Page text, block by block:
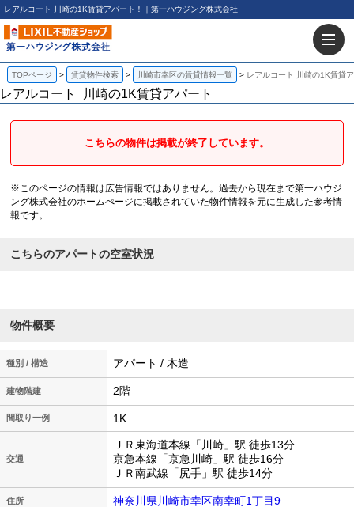
レアルコート 川崎の1K賃貸アパート！｜第一ハウジング株式会社
TOPページ 賃貸物件検索 川崎市幸区の賃貸情報一覧 レアルコート 川崎の1K賃貸
レアルコート 川崎の1K賃貸アパート
こちらの物件は掲載が終了しています。
※このページの情報は広告情報ではありません。過去から現在まで第一ハウジ
ング株式会社のホームぺージに掲載されていた物件情報を元に生成した参考情
報です。
こちらのアパートの空室状況
物件概要
種別 / 構造 アパート / 木造
建物階建 2階
間取り一例 1K
交通
ＪＲ東海道本線「川崎」駅 徒歩13分
京急本線「京急川崎」駅 徒歩16分
ＪＲ南武線「尻手」駅 徒歩14分
住所 神奈川県川崎市幸区南幸町1丁目9